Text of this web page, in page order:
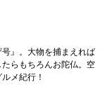
』。大物を捕まえれば
らもちろんお陀仏。空
メ紀行！